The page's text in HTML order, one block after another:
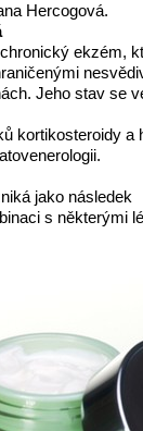
Hercogová.
ekzém,
Jeho stav se
kortikosteroidy a
jako následek
s některými